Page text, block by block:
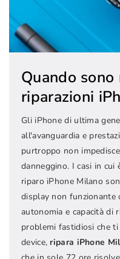
Quando sono
riparazioni
Gli iPhone di ultima
all'avanguardia e
purtroppo non
danneggino. I casi in cui
riparo iPhone Milano
display non funzionante
autonomia e capacità di
problemi fastidiosi che
device, ripara iPhone